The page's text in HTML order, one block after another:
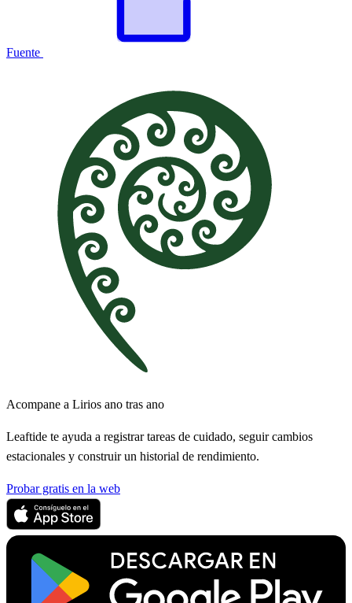
Fuente
Acompane a Lirios ano tras ano
Leaftide te ayuda a registrar tareas de cuidado, seguir cambios
estacionales y construir un historial de rendimiento.
Probar gratis en la web